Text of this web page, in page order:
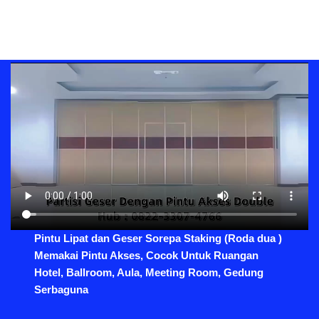
Pintu Lipat dan Geser Sorepa Staking (Roda dua )
Memakai Pintu Akses, Cocok Untuk Ruangan
Hotel, Ballroom, Aula, Meeting Room, Gedung
Serbaguna